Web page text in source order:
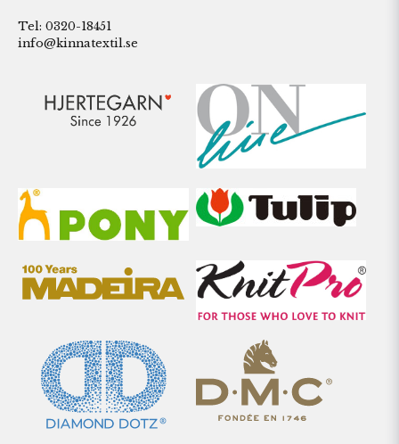
Tel: 0320-18451
info@kinnatextil.se